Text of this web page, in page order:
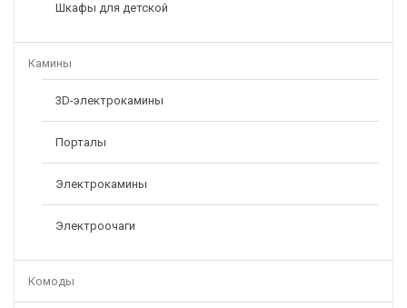
Шкафы для детской
Камины
3D-электрокамины
Порталы
Электрокамины
Электроочаги
Комоды